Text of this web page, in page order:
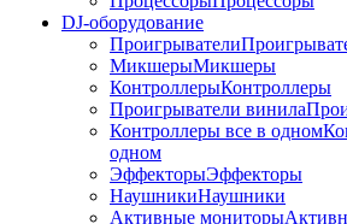
DJ-оборудование
Проигрыватели
МикшерыМикшеры
КонтроллерыКонтроллеры
Проигрыватели винила
Контроллеры все в одном
одном
ЭффекторыЭффекторы
НаушникиНаушники
Активные мониторы